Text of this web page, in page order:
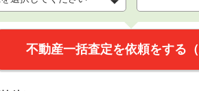
不動産一括査定を依頼をする（